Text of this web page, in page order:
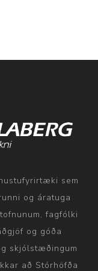
sem
og áratuga
fagfólki
og góða
skjólstæðingum
að Stórhöfða